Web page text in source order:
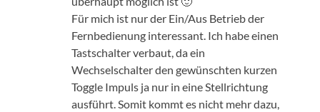
Für mich ist nur der Ein/Aus Betrieb der
Fernbedienung interessant. Ich habe einen
Tastschalter verbaut, da ein
Wechselschalter den gewünschten kurzen
Toggle Impuls ja nur in eine Stellrichtung
ausführt. Somit kommt es nicht mehr dazu,